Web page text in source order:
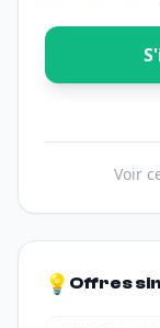
Voir
💡 Offres